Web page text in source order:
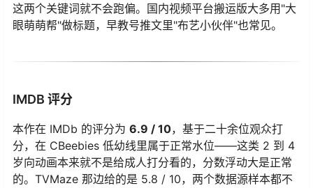
这两个关键词就不会跑偏。国内视频平台搬运版大多用"大
眼萌萌帮"做标题，早教号推文里"布艺小伙伴"也常见。
IMDB 评分
本作在 IMDb 的评分为 6.9 / 10，基于二十余位观众打
分，在 CBeebies 低幼线里属于正常水位——这类 2 到 4
岁向动画本来就不是给成人打分看的，分数浮动大是正常
的。TVMaze 那边给的是 5.8 / 10，两个数据源样本都不